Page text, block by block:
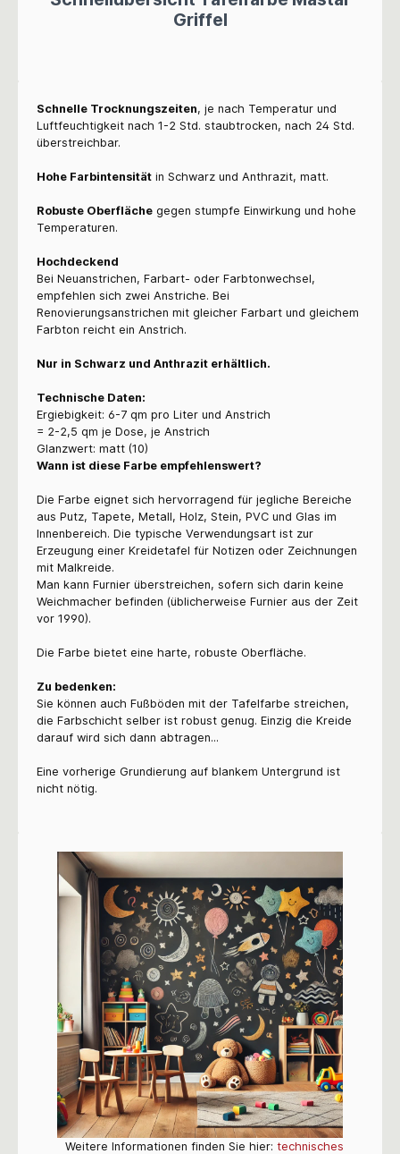
Griffel
Schnelle Trocknungszeiten, je nach Temperatur und
Luftfeuchtigkeit nach 1-2 Std. staubtrocken, nach 24 Std.
überstreichbar.
Hohe Farbintensität in Schwarz und Anthrazit, matt.
Robuste Oberfläche gegen stumpfe Einwirkung und hohe
Temperaturen.
Hochdeckend
Bei Neuanstrichen, Farbart- oder Farbtonwechsel,
empfehlen sich zwei Anstriche. Bei
Renovierungsanstrichen mit gleicher Farbart und gleichem
Farbton reicht ein Anstrich.
Nur in Schwarz und Anthrazit erhältlich.
Technische Daten:
Ergiebigkeit: 6-7 qm pro Liter und Anstrich
= 2-2,5 qm je Dose, je Anstrich
Glanzwert: matt (10)
Wann ist diese Farbe empfehlenswert?
Die Farbe eignet sich hervorragend für jegliche Bereiche
aus Putz, Tapete, Metall, Holz, Stein, PVC und Glas im
Innenbereich. Die typische Verwendungsart ist zur
Erzeugung einer Kreidetafel für Notizen oder Zeichnungen
mit Malkreide.
Man kann Furnier überstreichen, sofern sich darin keine
Weichmacher befinden (üblicherweise Furnier aus der Zeit
vor 1990).
Die Farbe bietet eine harte, robuste Oberfläche.
Zu bedenken:
Sie können auch Fußböden mit der Tafelfarbe streichen,
die Farbschicht selber ist robust genug. Einzig die Kreide
darauf wird sich dann abtragen...
Eine vorherige Grundierung auf blankem Untergrund ist
nicht nötig.
Weitere Informationen finden Sie hier: technisches